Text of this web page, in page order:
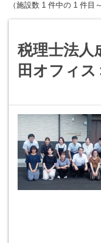
（施設数 1 件中の 1 件目
税理士法人
田オフィス